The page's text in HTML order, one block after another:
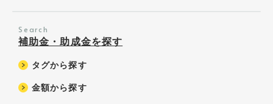
Search
補助金・助成金を探す
タグから探す
金額から探す